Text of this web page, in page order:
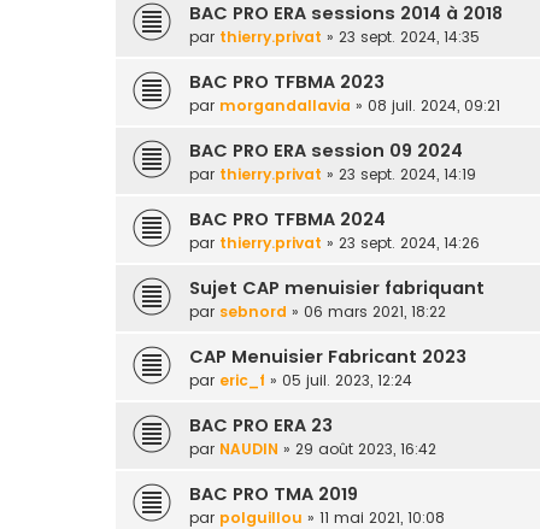
BAC PRO ERA sessions 2014 à 2018
par thierry.privat » 23 sept. 2024, 14:35
BAC PRO TFBMA 2023
par morgandallavia » 08 juil. 2024, 09:21
BAC PRO ERA session 09 2024
par thierry.privat » 23 sept. 2024, 14:19
BAC PRO TFBMA 2024
par thierry.privat » 23 sept. 2024, 14:26
Sujet CAP menuisier fabriquant
par sebnord » 06 mars 2021, 18:22
CAP Menuisier Fabricant 2023
par eric_f » 05 juil. 2023, 12:24
BAC PRO ERA 23
par NAUDIN » 29 août 2023, 16:42
BAC PRO TMA 2019
par polguillou » 11 mai 2021, 10:08